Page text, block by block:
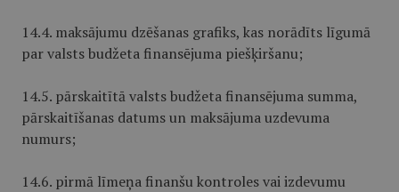
14.4. maksājumu dzēšanas grafiks, kas norādīts līgumā
par valsts budžeta finansējuma piešķiršanu;
14.5. pārskaitītā valsts budžeta finansējuma summa,
pārskaitīšanas datums un maksājuma uzdevuma
numurs;
14.6. pirmā līmeņa finanšu kontroles vai izdevumu